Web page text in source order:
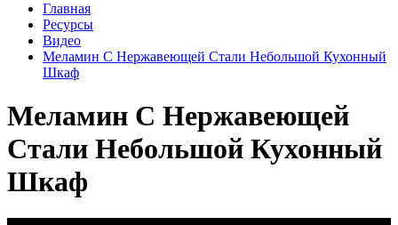
Главная
Ресурсы
Видео
Меламин С Нержавеющей Стали Небольшой Кухонный
Шкаф
Меламин С Нержавеющей
Стали Небольшой Кухонный
Шкаф